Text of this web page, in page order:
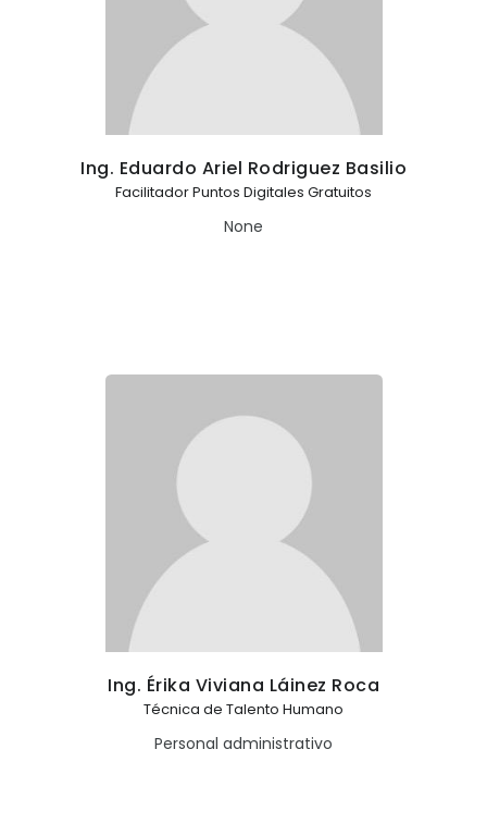
Ing. Eduardo Ariel Rodriguez Basilio
Facilitador Puntos Digitales Gratuitos
None
Ing. Érika Viviana Láinez Roca
Técnica de Talento Humano
Personal administrativo